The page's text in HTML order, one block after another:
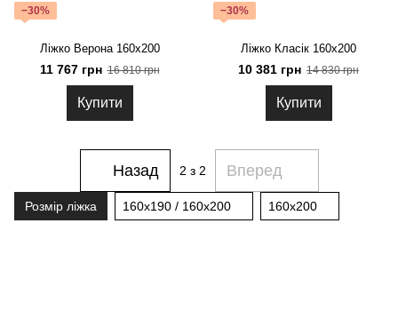
−30%
Ліжко Верона 160х200
11 767 грн 16 810 грн
Купити
−30%
Ліжко Класік 160х200
10 381 грн 14 830 грн
Купити
Назад 2 з 2 Вперед
Розмір ліжка 160x190 / 160x200 160x200